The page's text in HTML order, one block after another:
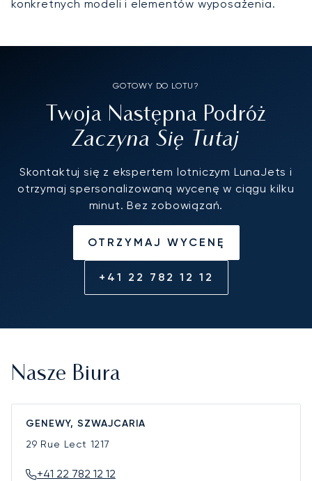
konkretnych modeli i elementów wyposażenia.
GOTOWY DO LOTU?
Twoja Następna Podróż
Zaczyna Się Tutaj
Skontaktuj się z ekspertem lotniczym LunaJets i
otrzymaj spersonalizowaną wycenę w ciągu kilku
minut. Bez zobowiązań.
OTRZYMAJ WYCENĘ
+41 22 782 12 12
Nasze Biura
GENEWY, SZWAJCARIA
29 Rue Lect 1217
+41 22 782 12 12